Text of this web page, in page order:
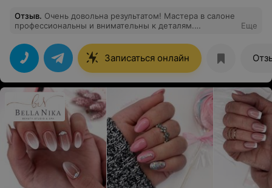
Отзыв. Очень довольна результатом! Мастера в салоне
профессиональны и внимательны к деталям.
— красивым, насыщенным и естественным.
Обстановка приятная, обслуживание на высшем
уровне. Обязательно приду снова и буду
рекомендовать друзьям!
Еще
Записаться онлайн